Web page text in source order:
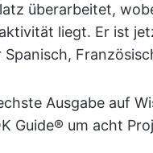
überarbeitet,
liegt. Er ist
Ausgabe auf
Guide® um acht